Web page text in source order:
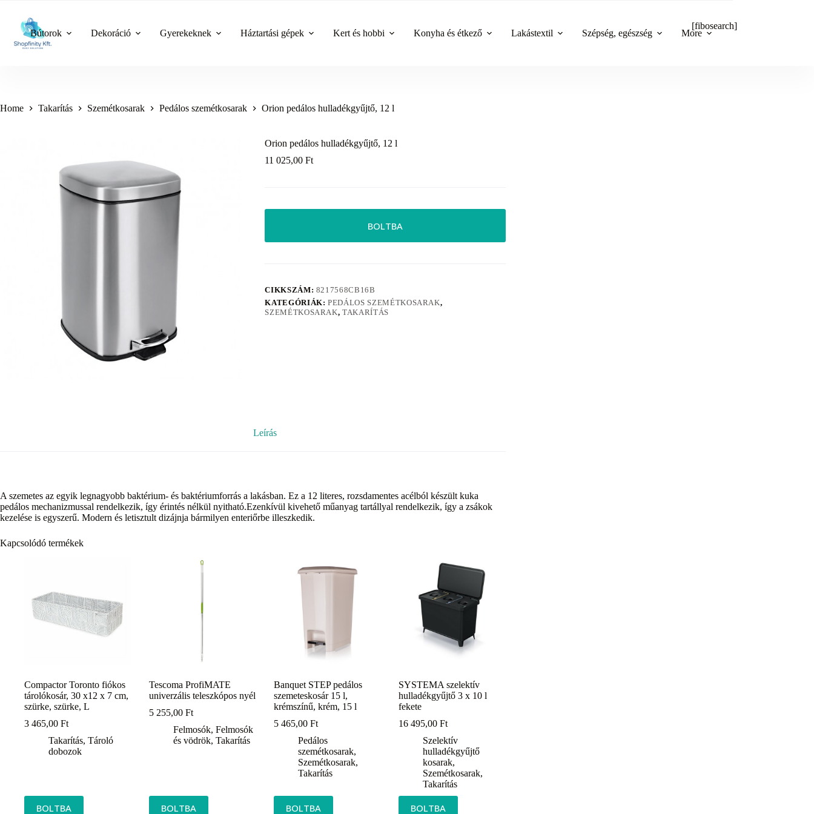
content
Bútorok Dekoráció Gyerekeknek Háztartási gépek Kert és hobbi Konyha és étkező Lakástextil Szépség, egészség More
[fibosearch]
Home Takarítás Szemétkosarak Pedálos szemétkosarak Orion pedálos hulladékgyűjtő, 12 l
Orion pedálos hulladékgyűjtő, 12 l
11 025,00Ft
BOLTBA
CIKKSZÁM: 8217568CB16B
KATEGÓRIÁK:PEDÁLOS SZEMÉTKOSARAK,
SZEMÉTKOSARAK,TAKARÍTÁS
Leírás
A szemetes az egyik legnagyobb baktérium- és baktériumforrás a lakásban. Ez a 12 literes, rozsdamentes acélból készült kuka
pedálos mechanizmussal rendelkezik, így érintés nélkül nyitható.Ezenkívül kivehető műanyag tartállyal rendelkezik, így a zsákok
kezelése is egyszerű. Modern és letisztult dizájnja bármilyen enteriőrbe illeszkedik.
Kapcsolódó termékek
Compactor Toronto fiókos
tárolókosár, 30 x12 x 7 cm,
szürke, szürke, L
3 465,00 Ft
Takarítás, Tároló
dobozok
BOLTBA
Tescoma ProfiMATE
univerzális teleszkópos nyél
5 255,00Ft
Felmosók,Felmosók
és vödrök,Takarítás
BOLTBA
Banquet STEP pedálos
szemeteskosár 15 l,
krémszínű, krém, 15 l
5 465,00Ft
Pedálos
szemétkosarak,
Szemétkosarak,
Takarítás
BOLTBA
SYSTEMA szelektív
hulladékgyűjtő 3 x 10 l
fekete
16 495,00Ft
Szelektív
hulladékgyűjtő
kosarak,
Szemétkosarak,
Takarítás
BOLTBA